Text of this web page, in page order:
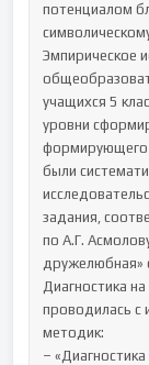
потенциалом
Эмпирическое
учащихся 5
уровни
формирующего
были
задания,
по А.Г.
дружелюбная»
Диагностика
проводилась с
методик:
–